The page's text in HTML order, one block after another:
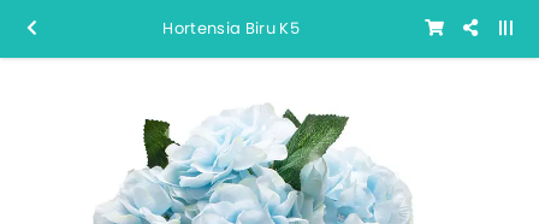
Hortensia Biru K5